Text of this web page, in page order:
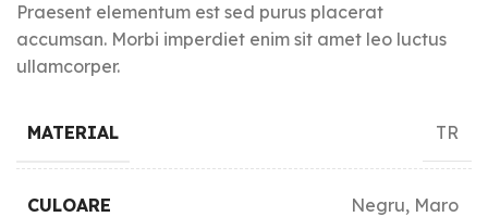
Praesent elementum est sed purus placerat
accumsan. Morbi imperdiet enim sit amet leo luctus
ullamcorper.
MATERIAL TR
CULOARE Negru, Maro